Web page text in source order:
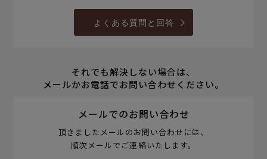
よくある質問と回答
それでも解決しない場合は、
メールかお電話でお問い合わせください。
メールでのお問い合わせ
頂きましたメールのお問い合わせには、
順次メールでご連絡いたします。